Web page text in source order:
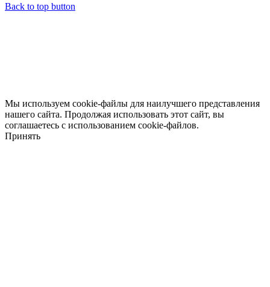
Back to top button
Мы используем cookie-файлы для наилучшего представления
нашего сайта. Продолжая использовать этот сайт, вы
соглашаетесь с использованием cookie-файлов.
Принять